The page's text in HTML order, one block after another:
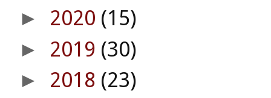
► 2020 (15)
► 2019 (30)
► 2018 (23)